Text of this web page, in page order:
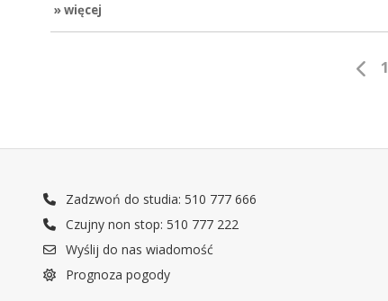
» więcej
1
Zadzwoń do studia: 510 777 666
Czujny non stop: 510 777 222
Wyślij do nas wiadomość
Prognoza pogody